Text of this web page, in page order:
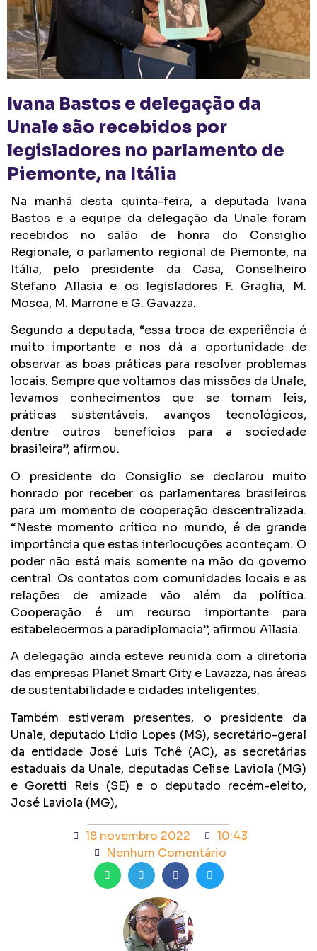
Ivana Bastos e delegação da
Unale são recebidos por
legisladores no parlamento de
Piemonte, na Itália
Na manhã desta quinta-feira, a deputada Ivana
Bastos e a equipe da delegação da Unale foram
recebidos no salão de honra do Consiglio
Regionale, o parlamento regional de Piemonte, na
Itália, pelo presidente da Casa, Conselheiro
Stefano Allasia e os legisladores F. Graglia, M.
Mosca, M. Marrone e G. Gavazza.
Segundo a deputada, “essa troca de experiência é
muito importante e nos dá a oportunidade de
observar as boas práticas para resolver problemas
locais. Sempre que voltamos das missões da Unale,
levamos conhecimentos que se tornam leis,
práticas sustentáveis, avanços tecnológicos,
dentre outros benefícios para a sociedade
brasileira”, afirmou.
O presidente do Consiglio se declarou muito
honrado por receber os parlamentares brasileiros
para um momento de cooperação descentralizada.
“Neste momento crítico no mundo, é de grande
importância que estas interlocuções aconteçam. O
poder não está mais somente na mão do governo
central. Os contatos com comunidades locais e as
relações de amizade vão além da política.
Cooperação é um recurso importante para
estabelecermos a paradiplomacia”, afirmou Allasia.
A delegação ainda esteve reunida com a diretoria
das empresas Planet Smart City e Lavazza, nas áreas
de sustentabilidade e cidades inteligentes.
Também estiveram presentes, o presidente da
Unale, deputado Lídio Lopes (MS), secretário-geral
da entidade José Luis Tchê (AC), as secretárias
estaduais da Unale, deputadas Celise Laviola (MG)
e Goretti Reis (SE) e o deputado recém-eleito,
José Laviola (MG),
18 novembro 2022
10:43
Nenhum Comentário